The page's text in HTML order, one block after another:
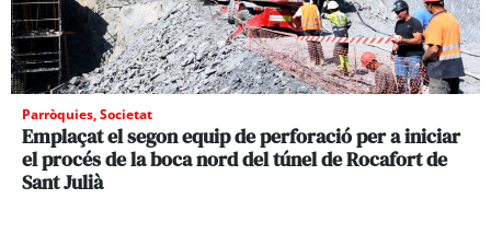
Parròquies,Societat
Emplaçat el segon equip de perforació per a iniciar
el procés de la boca nord del túnel de Rocafort de
Sant Julià